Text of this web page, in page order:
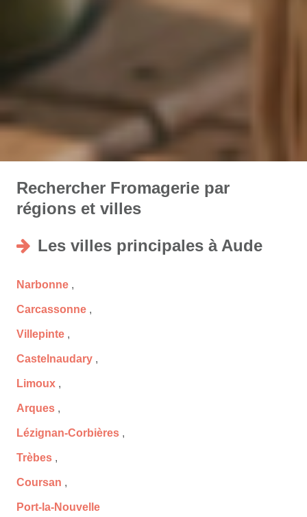
Rechercher Fromagerie par
régions et villes
Les villes principales à Aude
Narbonne ,
Carcassonne ,
Villepinte ,
Castelnaudary ,
Limoux ,
Arques ,
Lézignan-Corbières ,
Trèbes ,
Coursan ,
Port-la-Nouvelle